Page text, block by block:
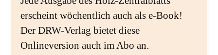
erscheint wöchentlich auch als e-Book!
Der DRW-Verlag bietet diese
Onlineversion auch im Abo an.